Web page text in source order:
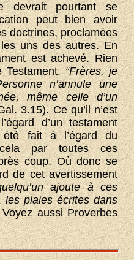
devrait pourtant se
peut bien avoir
doctrines, proclamées
uns des autres. En
est achevé. Rien
Testament.“Frères, je
n’annule une
même celle d’un
3.15). Ce qu’il n’est
d’un testament
été fait à l’égard du
par toutes ces
coup. Où donc se
de cet avertissement
ajoute à ces
les plaies écrites dans
aussi Proverbes